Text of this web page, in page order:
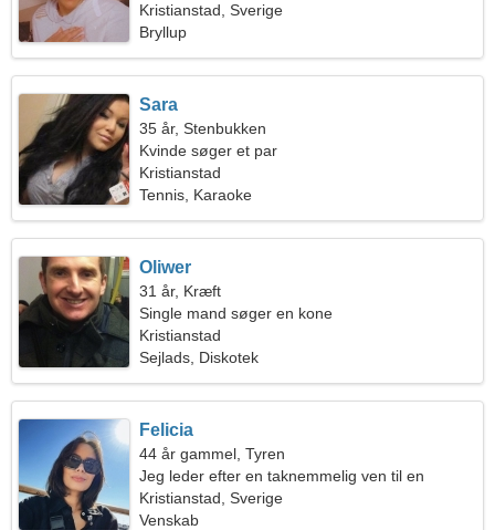
Kristianstad, Sverige
Bryllup
Sara
35 år, Stenbukken
Kvinde søger et par
Kristianstad
Tennis, Karaoke
Oliwer
31 år, Kræft
Single mand søger en kone
Kristianstad
Sejlads, Diskotek
Felicia
44 år gammel, Tyren
Jeg leder efter en taknemmelig ven til en
vandretur
Kristianstad, Sverige
Venskab